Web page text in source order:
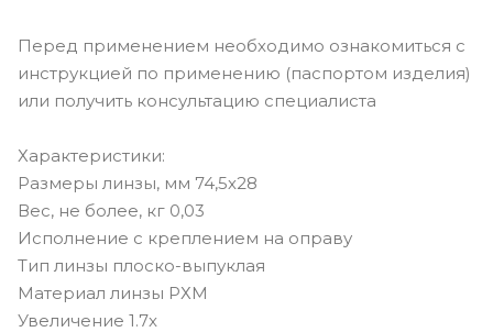
Перед применением необходимо ознакомиться с
инструкцией по применению (паспортом изделия)
или получить консультацию специалиста
Характеристики:
Размеры линзы, мм 74,5х28
Вес, не более, кг 0,03
Исполнение с креплением на оправу
Тип линзы плоско-выпуклая
Материал линзы РХМ
Увеличение 1.7x